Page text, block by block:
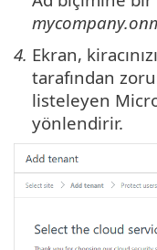
4. Ekran,
tarafından
listeleyen
yönlendirir.